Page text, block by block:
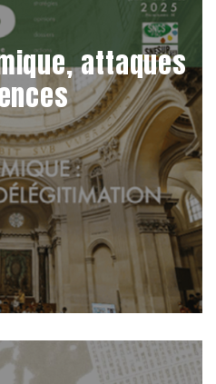
attaques